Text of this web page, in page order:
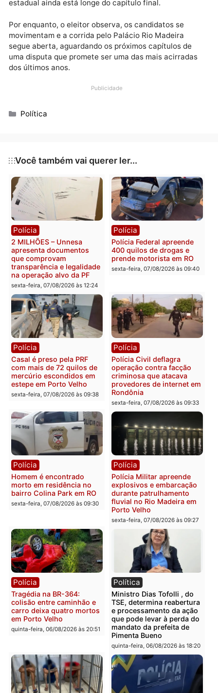
Dependendo da data das convenções, os candidatos
propostas, conquistar apoios e convencer o
Até lá, muita coisa pode mudar.
certeza é que não existe eleição decidida antes da
fotografia do momento, mas o filme da sucessão
movimentam e a corrida pelo Palácio Rio Madeira
uma disputa que promete ser uma das mais
dos últimos anos.
Publicidade
Categorias
Política
Você também vai querer ler...
Polícia
2 MILHÕES – Unnesa
apresenta documentos
transparência e legalidade
na operação alvo da PF
sexta-feira, 07/08/2026 às 12:24
Polícia
Polícia Federal apreende
400 quilos de drogas e
prende motorista em RO
Polícia
com mais de 72 quilos de
mercúrio escondidos em
estepe em Porto Velho
sexta-feira, 07/08/2026 às 09:38
Polícia
Polícia Civil deflagra
operação contra facção
criminosa que atacava
provedores de internet
Rondônia
sexta-feira, 07/08/2026 às
morto em residência no
bairro Colina Park em RO
sexta-feira, 07/08/2026 às 09:30
Polícia
Polícia Militar apreende
explosivos e
durante patrulhamento
fluvial no Rio Madeira em
Porto Velho